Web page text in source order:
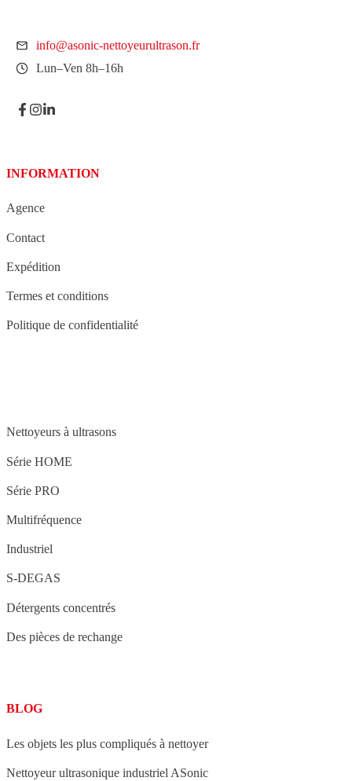
info@asonic-nettoyeurultrason.fr
Lun–Ven 8h–16h
INFORMATION
Agence
Contact
Expédition
Termes et conditions
Politique de confidentialité
Nettoyeurs à ultrasons
Série HOME
Série PRO
Multifréquence
Industriel
S-DEGAS
Détergents concentrés
Des pièces de rechange
BLOG
Les objets les plus compliqués à nettoyer
Nettoyeur ultrasonique industriel ASonic